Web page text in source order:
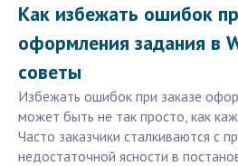
Как избежать ошибок
оформления задания в
советы
Избежать ошибок при заказе
может быть не так просто, как
Часто заказчики сталкиваются с
недостаточной ясности в